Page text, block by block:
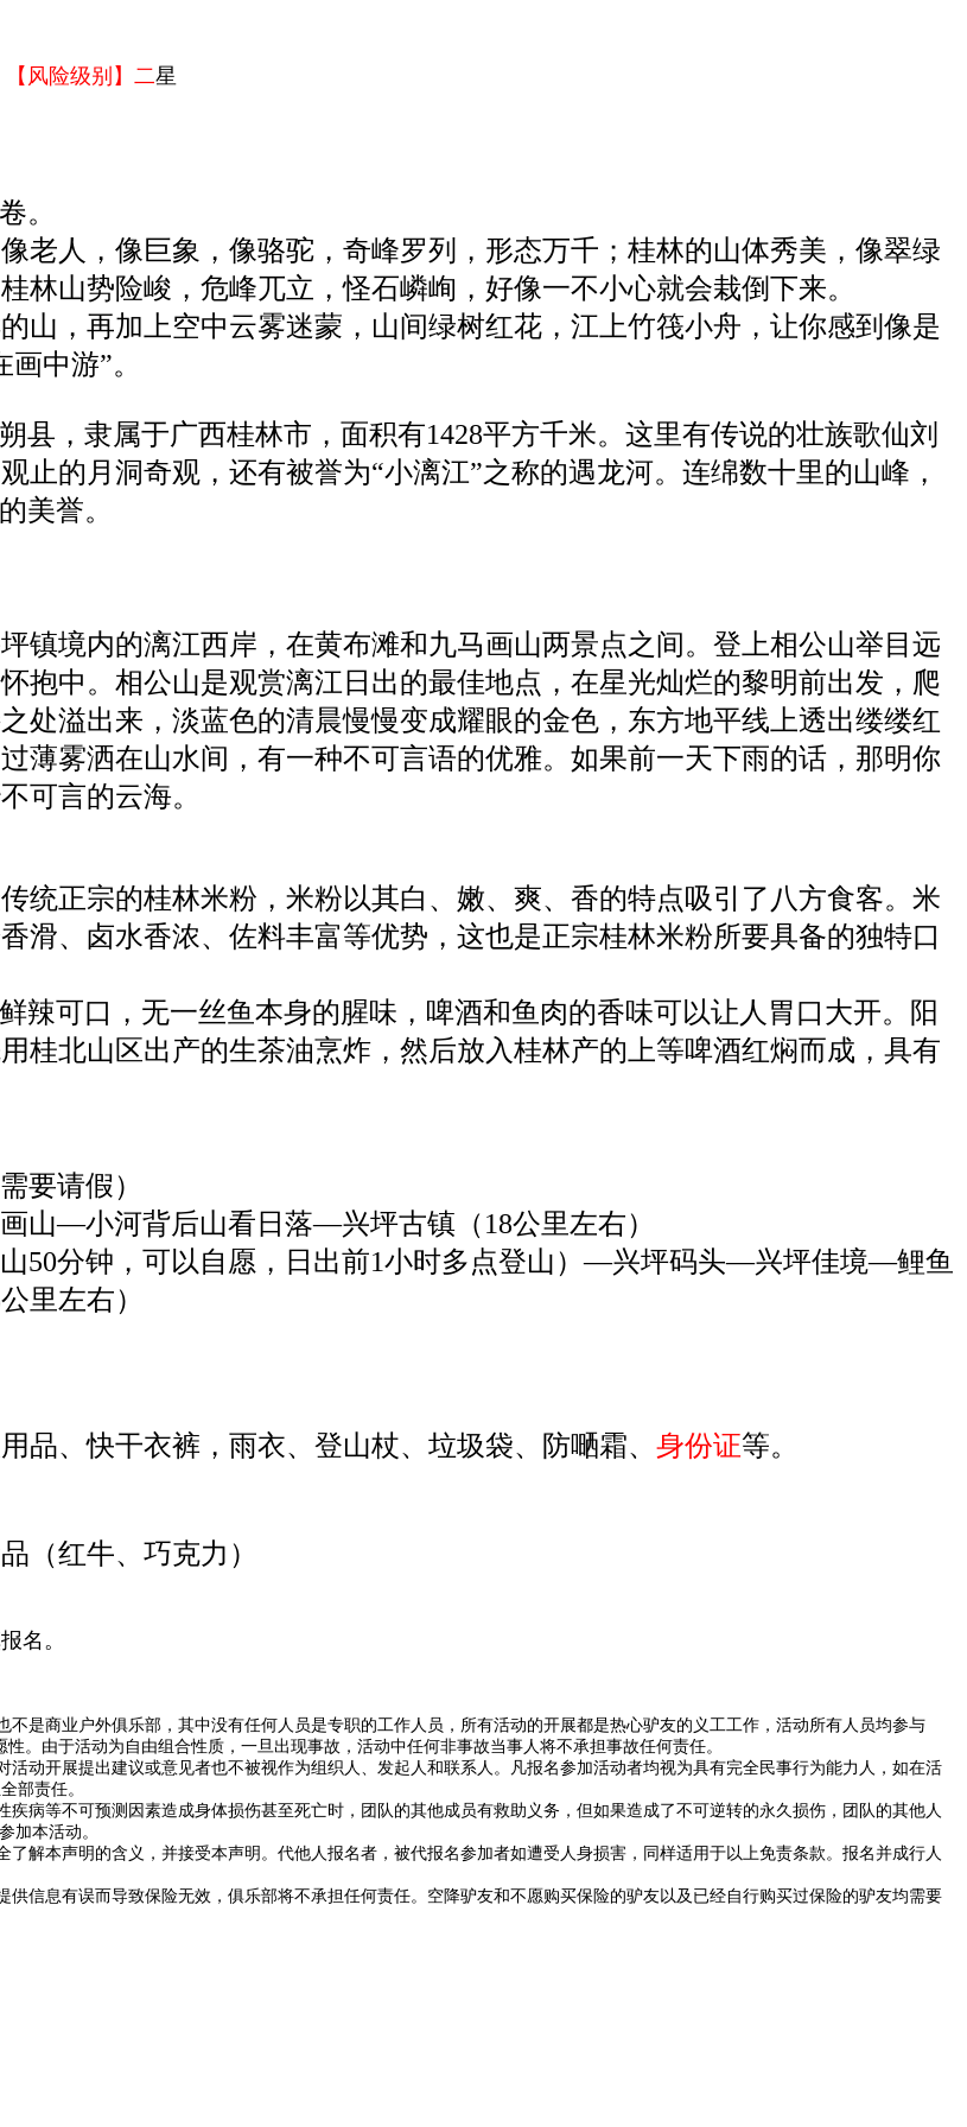
【风险级别】二星
。
老人，像巨象，像骆驼，奇峰罗列，形态万千；桂林的山体秀美，像翠绿
林山势险峻，危峰兀立，怪石嶙峋，好像一不小心就会栽倒下来。
山，再加上空中云雾迷蒙，山间绿树红花，江上竹筏小舟，让你感到像是
中游”。
县，隶属于广西桂林市，面积有1428平方千米。这里有传说的壮族歌仙刘
止的月洞奇观，还有被誉为“小漓江”之称的遇龙河。连绵数十里的山峰，
美誉。
镇境内的漓江西岸，在黄布滩和九马画山两景点之间。登上相公山举目远
抱中。相公山是观赏漓江日出的最佳地点，在星光灿烂的黎明前出发，爬
处溢出来，淡蓝色的清晨慢慢变成耀眼的金色，东方地平线上透出缕缕红
薄雾洒在山水间，有一种不可言语的优雅。如果前一天下雨的话，那明你
可言的云海。
统正宗的桂林米粉，米粉以其白、嫩、爽、香的特点吸引了八方食客。米
滑、卤水香浓、佐料丰富等优势，这也是正宗桂林米粉所要具备的独特口
辣可口，无一丝鱼本身的腥味，啤酒和鱼肉的香味可以让人胃口大开。阳
桂北山区出产的生茶油烹炸，然后放入桂林产的上等啤酒红焖而成，具有
要请假）
—小河背后山看日落—兴坪古镇（18公里左右）
山50分钟，可以自愿，日出前1小时多点登山）—兴坪码头—兴坪佳境—鲤鱼
里左右）
品、快干衣裤，雨衣、登山杖、垃圾袋、防嗮霜、 身份证等。
（红牛、巧克力）
名。
是商业户外俱乐部，其中没有任何人员是专职的工作人员，所有活动的开展都是热心驴友的义工工作，活动所有人员均参与
。由于活动为自由组合性质，一旦出现事故，活动中任何非事故当事人将不承担事故任何责任。
动开展提出建议或意见者也不被视作为组织人、发起人和联系人。凡报名参加活动者均视为具有完全民事行为能力人，如在活
部责任。
病等不可预测因素造成身体损伤甚至死亡时，团队的其他成员有救助义务，但如果造成了不可逆转的永久损伤，团队的其他人
加本活动。
了解本声明的含义，并接受本声明。代他人报名者，被代报名参加者如遭受人身损害，同样适用于以上免责条款。报名并成行人
信息有误而导致保险无效，俱乐部将不承担任何责任。空降驴友和不愿购买保险的驴友以及已经自行购买过保险的驴友均需要